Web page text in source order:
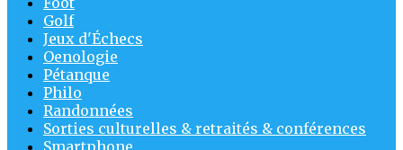
Golf
Jeux d'Échecs
Oenologie
Pétanque
Philo
Randonnées
Sorties culturelles & retraités & conférences
Smartphone